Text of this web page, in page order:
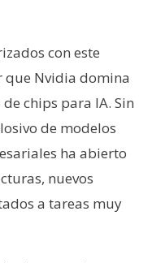
con este
que Nvidia domina
chips para IA. Sin
de modelos
ha abierto
nuevos
a tareas muy